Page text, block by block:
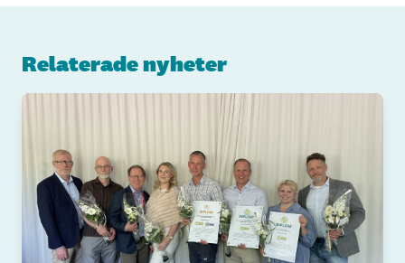
Relaterade nyheter